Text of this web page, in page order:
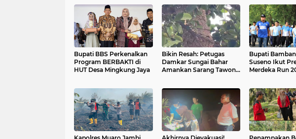
Bupati BBS Perkenalkan
Program BERBAKTI di
HUT Desa Mingkung Jaya
Bikin Resah: Petugas
Damkar Sungai Bahar
Amankan Sarang Tawon
Bupati
Suseno Ikut
Merdeka Run